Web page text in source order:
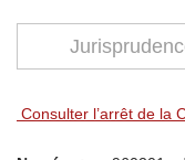
Consulter l’arrêt de la